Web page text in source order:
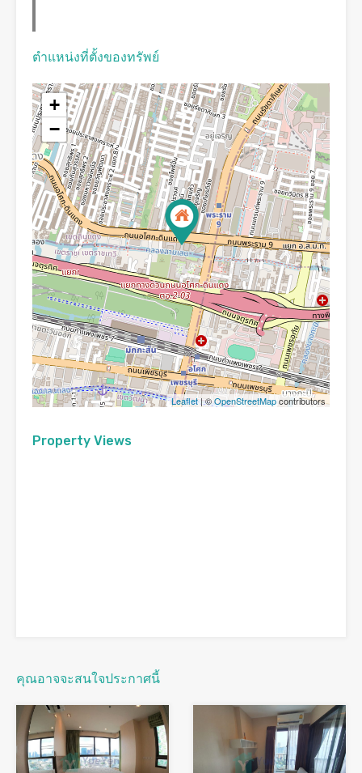
ตำแหน่งที่ตั้งของทรัพย์
+
−
Leaflet| ©OpenStreetMapcontributors
Property Views
คุณอาจจะสนใจประกาศนี้